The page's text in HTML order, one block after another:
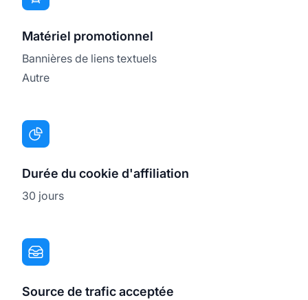
Matériel promotionnel
Bannières de liens textuels
Autre
Durée du cookie d'affiliation
30 jours
Source de trafic acceptée